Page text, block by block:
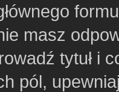
masz
tytuł i
pól,